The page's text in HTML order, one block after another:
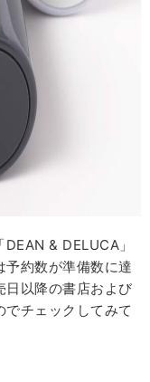
& DELUCA」
約数が準備数に達
日以降の書店および
チェックしてみて